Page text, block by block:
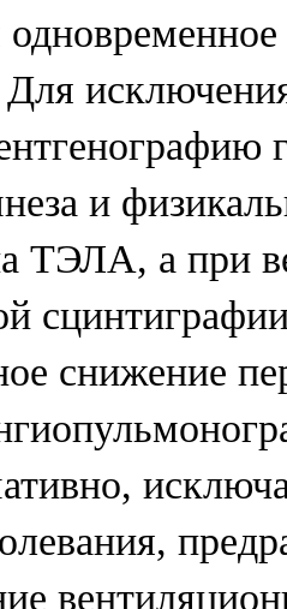
и
ТЭЛА, а при
снижение